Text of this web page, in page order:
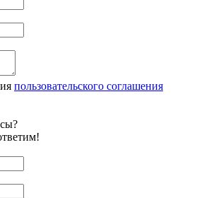
пользовательского соглашения